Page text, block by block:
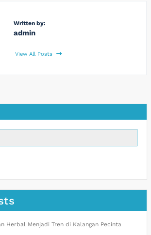
Written by:
admin
View All Posts
Herbal Menjadi Tren di Kalangan Pecinta